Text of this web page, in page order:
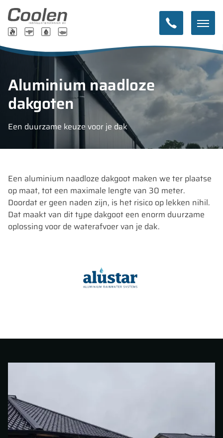
Aluminium naadloze
dakgoten
Een duurzame keuze voor je dak
Een aluminium naadloze dakgoot maken we ter plaatse
op maat, tot een maximale lengte van 30 meter.
Doordat er geen naden zijn, is het risico op lekken nihil.
Dat maakt van dit type dakgoot een enorm duurzame
oplossing voor de waterafvoer van je dak.